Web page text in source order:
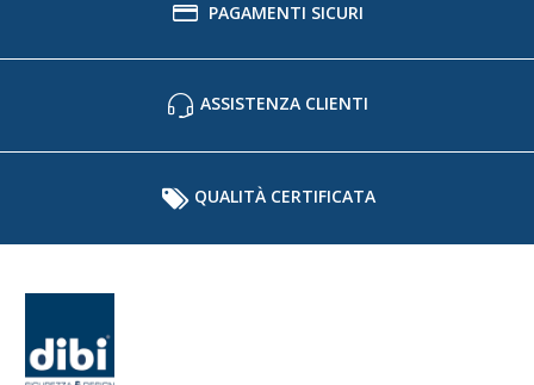
PAGAMENTI SICURI
ASSISTENZA CLIENTI
QUALITÀ CERTIFICATA